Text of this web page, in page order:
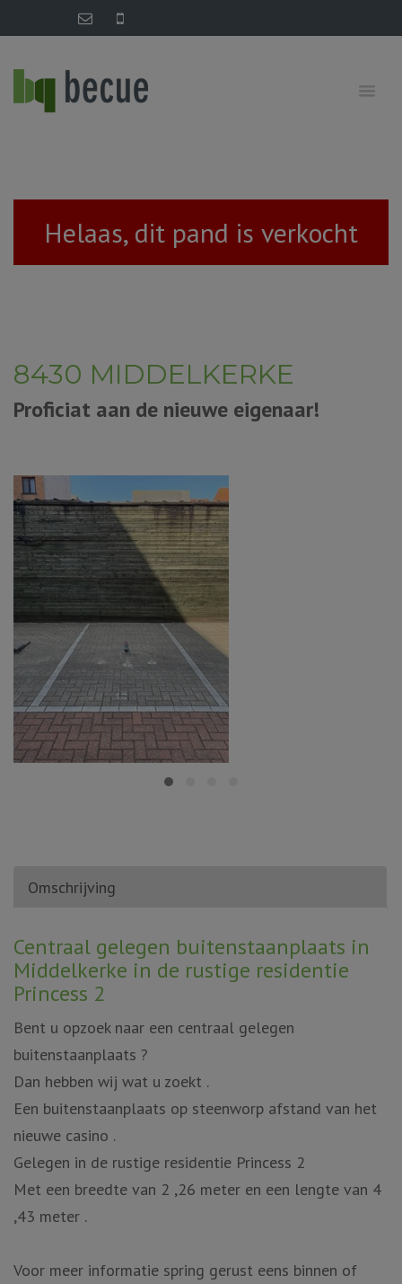
Helaas, dit pand is verkocht
8430 MIDDELKERKE
Proficiat aan de nieuwe eigenaar!
Omschrijving
Omschrijving
Centraal gelegen buitenstaanplaats in
Middelkerke in de rustige residentie
Princess 2
Bent u opzoek naar een centraal gelegen
buitenstaanplaats ?
Dan hebben wij wat u zoekt .
Een buitenstaanplaats op steenworp afstand van het
nieuwe casino .
Gelegen in de rustige residentie Princess 2
Met een breedte van 2 ,26 meter en een lengte van 4
,43 meter .
Voor meer informatie spring gerust eens binnen of